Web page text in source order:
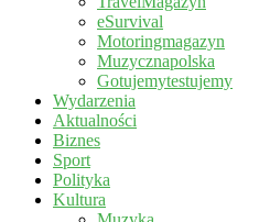
eSurvival
Motoringmagazyn
Muzycznapolska
Gotujemytestujemy
Wydarzenia
Aktualności
Biznes
Sport
Polityka
Kultura